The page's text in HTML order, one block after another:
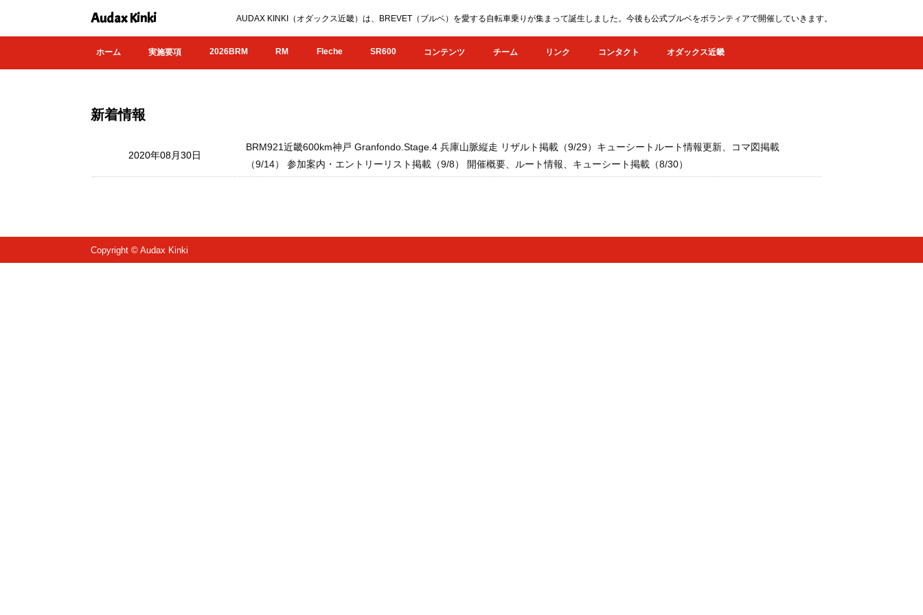
Audax Kinki AUDAX KINKI（オダックス近畿）は、BREVET（ブルベ）を愛する自転車乗りが集まって誕生しました。今後も公式ブルベをボランティアで開催していきます。
ホーム 実施要項 2026BRM RM Fleche SR600 コンテンツ チーム リンク コンタクト オダックス近畿
新着情報
2020年08月30日
BRM921近畿600km神戸 Granfondo.Stage.4 兵庫山脈縦走 リザルト掲載（9/29）キューシートルート情報更新、コマ図掲載
（9/14） 参加案内・エントリーリスト掲載（9/8） 開催概要、ルート情報、キューシート掲載（8/30）
Copyright © Audax Kinki